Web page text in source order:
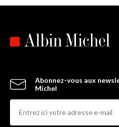
Abonnez-vous aux
Michel